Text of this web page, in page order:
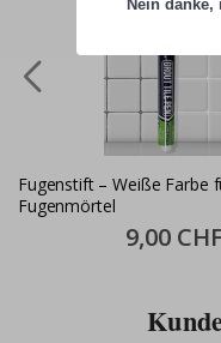
Fugenstift – Weiße Farbe
Fugenmörtel
Special
Price
9,00 CHF
Nein